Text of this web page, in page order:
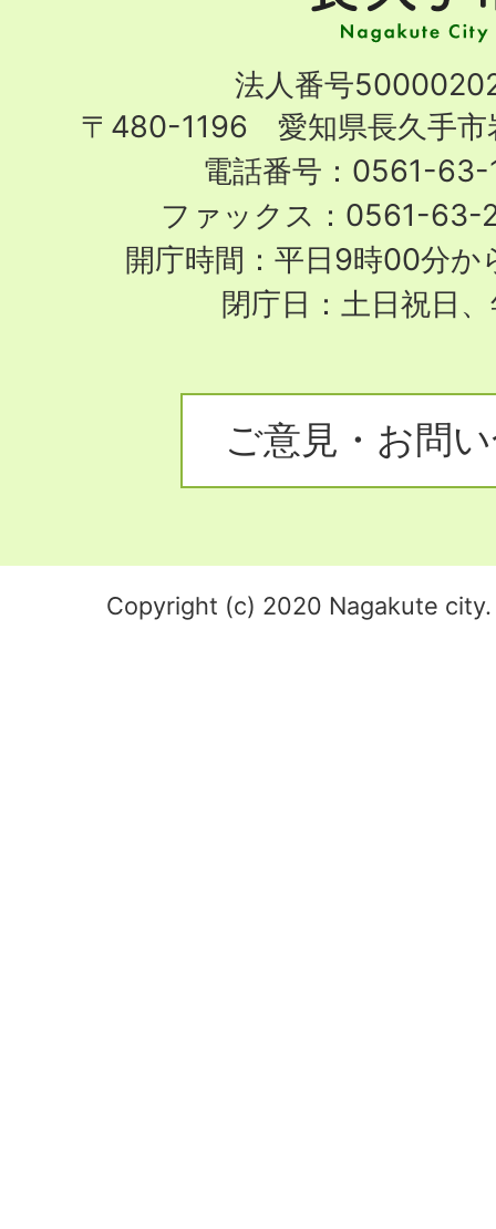
市
City
法人番号
〒480-1196 愛知県長久手市
電話番号：0561-63-
ファックス：0561-63-
開庁時間：平日9時00分か
閉庁日：土日祝日
ご意見・お問
Copyright (c) 2020 Nagakute